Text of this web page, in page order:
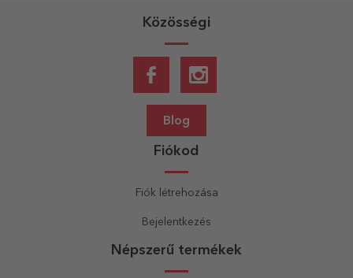
Közösségi
Blog
Fiókod
Fiók létrehozása
Bejelentkezés
Népszerű termékek